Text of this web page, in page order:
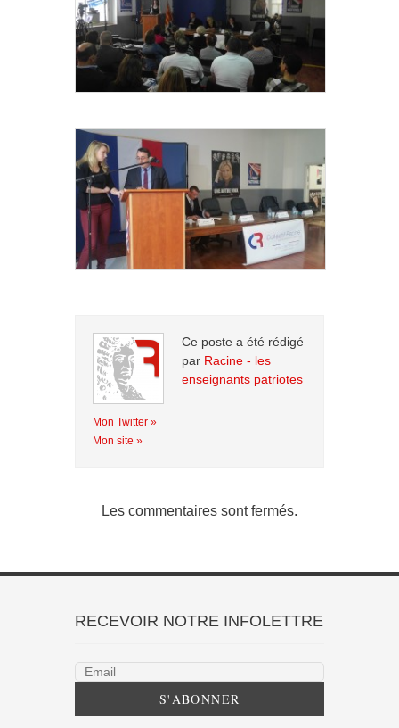
Ce poste a été rédigé
par Racine - les
enseignants patriotes
Mon Twitter »
Mon site »
Les commentaires sont fermés.
RECEVOIR NOTRE INFOLETTRE